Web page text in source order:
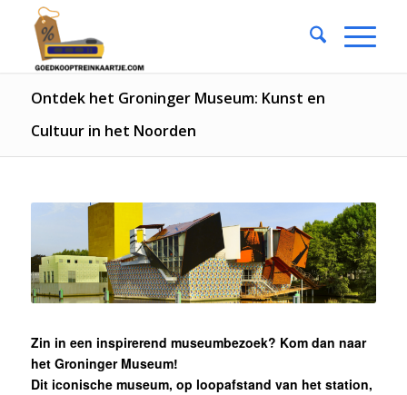
Ontdek het Groninger Museum: Kunst en
Cultuur in het Noorden
Zin in een inspirerend museumbezoek? Kom dan naar
het Groninger Museum!
Dit iconische museum, op loopafstand van het station,